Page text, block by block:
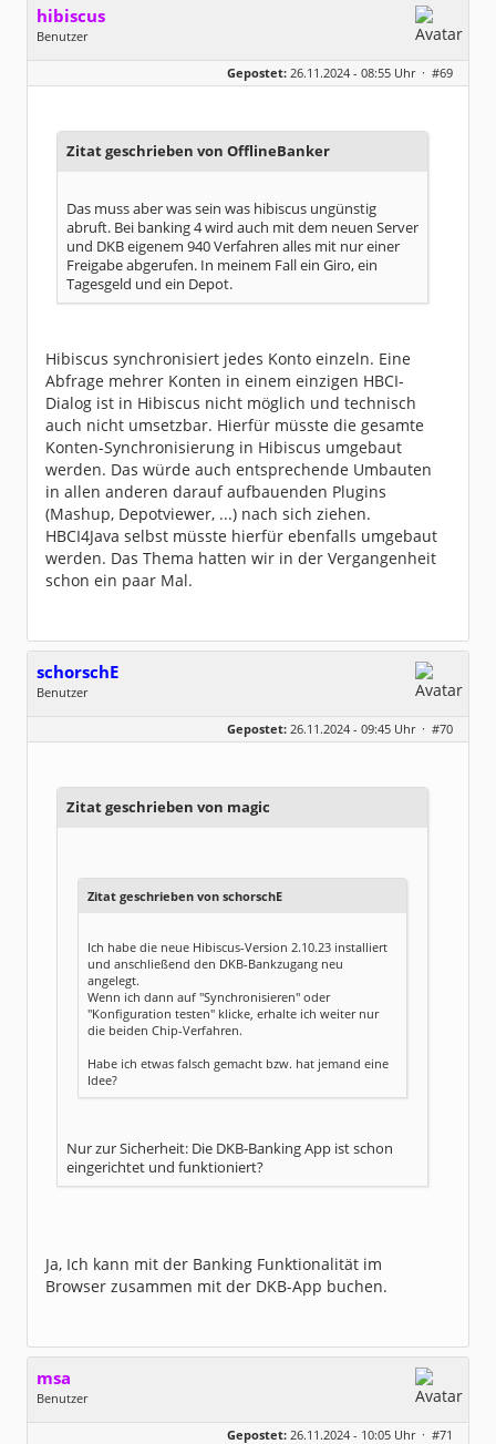
hibiscus
Benutzer
Geschlecht:
keine Angabe
Homepage:
willuhn.de/
Gepostet: 26.11.2024 - 08:55 Uhr · #69
Zitat geschrieben von OfflineBanker
Das muss aber was sein was hibiscus ungünstig
abruft. Bei banking 4 wird auch mit dem neuen Server
und DKB eigenem 940 Verfahren alles mit nur einer
Freigabe abgerufen. In meinem Fall ein Giro, ein
Tagesgeld und ein Depot.
Hibiscus synchronisiert jedes Konto einzeln. Eine
Abfrage mehrer Konten in einem einzigen HBCI-
Dialog ist in Hibiscus nicht möglich und technisch
auch nicht umsetzbar. Hierfür müsste die gesamte
Konten-Synchronisierung in Hibiscus umgebaut
werden. Das würde auch entsprechende Umbauten
in allen anderen darauf aufbauenden Plugins
(Mashup, Depotviewer, ...) nach sich ziehen.
HBCI4Java selbst müsste hierfür ebenfalls umgebaut
werden. Das Thema hatten wir in der Vergangenheit
schon ein paar Mal.
schorschE
Benutzer
Dabei seit:
12 / 2016
Gepostet: 26.11.2024 - 09:45 Uhr · #70
Zitat geschrieben von magic
Zitat geschrieben von schorschE
Ich habe die neue Hibiscus-Version 2.10.23 installiert
und anschließend den DKB-Bankzugang neu
angelegt.
Wenn ich dann auf "Synchronisieren" oder
"Konfiguration testen" klicke, erhalte ich weiter nur
die beiden Chip-Verfahren.
Habe ich etwas falsch gemacht bzw. hat jemand eine
Idee?
Nur zur Sicherheit: Die DKB-Banking App ist schon
eingerichtet und funktioniert?
Ja, Ich kann mit der Banking Funktionalität im
Browser zusammen mit der DKB-App buchen.
msa
Benutzer
Geschlecht:
Gepostet: 26.11.2024 - 10:05 Uhr · #71